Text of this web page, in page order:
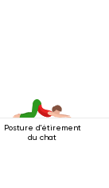
Posture d'étirement
du chat